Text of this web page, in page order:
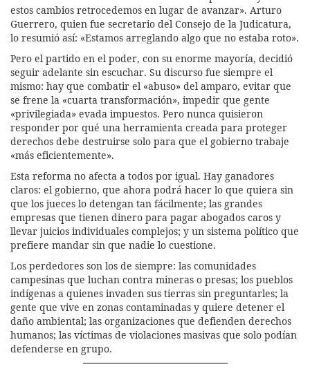
estos cambios retrocedemos en lugar de avanzar». Arturo
Guerrero, quien fue secretario del Consejo de la Judicatura,
lo resumió así: «Estamos arreglando algo que no estaba roto».
Pero el partido en el poder, con su enorme mayoría, decidió
seguir adelante sin escuchar. Su discurso fue siempre el
mismo: hay que combatir el «abuso» del amparo, evitar que
se frene la «cuarta transformación», impedir que gente
«privilegiada» evada impuestos. Pero nunca quisieron
responder por qué una herramienta creada para proteger
derechos debe destruirse solo para que el gobierno trabaje
«más eficientemente».
Esta reforma no afecta a todos por igual. Hay ganadores
claros: el gobierno, que ahora podrá hacer lo que quiera sin
que los jueces lo detengan tan fácilmente; las grandes
empresas que tienen dinero para pagar abogados caros y
llevar juicios individuales complejos; y un sistema político que
prefiere mandar sin que nadie lo cuestione.
Los perdedores son los de siempre: las comunidades
campesinas que luchan contra mineras o presas; los pueblos
indígenas a quienes invaden sus tierras sin preguntarles; la
gente que vive en zonas contaminadas y quiere detener el
daño ambiental; las organizaciones que defienden derechos
humanos; las víctimas de violaciones masivas que solo podían
defenderse en grupo.